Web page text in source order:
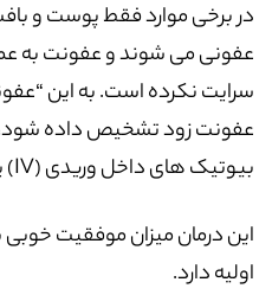
در برخی موارد فقط پوست و
عفونی می شوند و عفونت
سرایت نکرده است. به این
عفونت زود تشخیص داده
بیوتیک های داخل وریدی (IV) یا خوراکی تجویز کند.
این درمان میزان موفقیت
اولیه دارد.